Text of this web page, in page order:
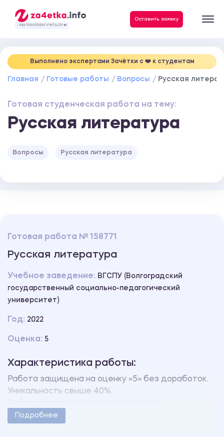
- МЫ ПОМОГАЕМ УЧИТЬСЯ ❤️
Оставить заявку
Выполнено экспертами Зачётки c ❤️ к студентам
Главная Готовые работы Вопросы Русская
Готовая студенческая работа на тему:
Русская литература
Вопросы Русская литература
Готовая работа № 158771
Русская литература
Учебное заведение: ВГСПУ (Волгоградский
государственный социально-педагогический
университет)
Год: 2022
Оценка: 5
Характеристика работы:
Работа защищена на оценку «5» без доработок.
Уникальность свыше 40%.
методическими указаниями учебного заведения.
Подробнее